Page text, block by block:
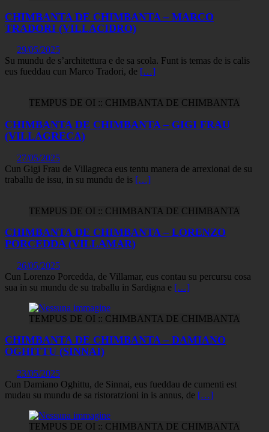
CHIMBANTA DE CHIMBANTA – MARCO
TRADORI (VILLACIDRO)
29/05/2025
Su mundu de s’architettura e de sa scola. Funt is temas de is calis
eus fueddau cun Marco Tradori, de […]
TEMPUS DE OI :: CHIMBANTA DE CHIMBANTA
CHIMBANTA DE CHIMBANTA – GIGI FRAU
(VILLAGRECA)
27/05/2025
Cun Gigi Frau de Villagreca eus tentu manera de arrexionai de su
traballu de issu, in su mundu de is […]
TEMPUS DE OI :: CHIMBANTA DE CHIMBANTA
CHIMBANTA DE CHIMBANTA – LORENZO
PORCEDDA (VILLAMAR)
26/05/2025
Cun Lorenzo Porcedda, de Villamar, eus contau su percursu cosa
sua in su mundu de su traballu in Sardigna e […]
TEMPUS DE OI :: CHIMBANTA DE CHIMBANTA
CHIMBANTA DE CHIMBANTA – DAMIANO
OGHITTU (SINNAI)
23/05/2025
Cun Damiano Oghittu, de Sinnai, eus fueddau de cumenti est
mudau su mundu de sa ristoratzioni in is annus, de […]
TEMPUS DE OI :: CHIMBANTA DE CHIMBANTA